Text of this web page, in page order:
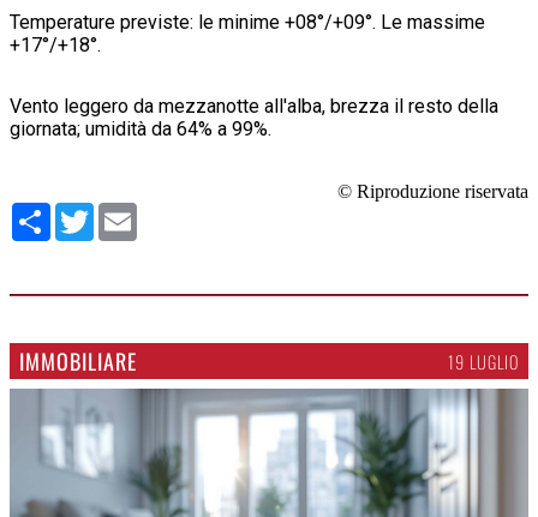
Temperature previste: le minime +08°/+09°. Le massime
+17°/+18°.
Vento leggero da mezzanotte all'alba, brezza il resto della
giornata; umidità da 64% a 99%.
© Riproduzione riservata
Condividi
Twitter
IMMOBILIARE 19 LUGLIO